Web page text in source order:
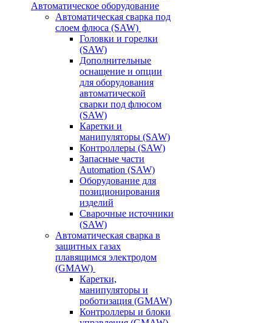
Автоматическое оборудование
Автоматическая сварка под
слоем флюса (SAW)
Головки и горелки
(SAW)
Дополнительные
оснащение и опции
для оборудования
автоматической
сварки под флюсом
(SAW)
Каретки и
манипуляторы (SAW)
Контроллеры (SAW)
Запасные части
Automation (SAW)
Оборудование для
позиционирования
изделий
Сварочные источники
(SAW)
Автоматическая сварка в
защитных газах
плавящимся электродом
(GMAW)
Каретки,
манипуляторы и
роботизация (GMAW)
Контроллеры и блоки